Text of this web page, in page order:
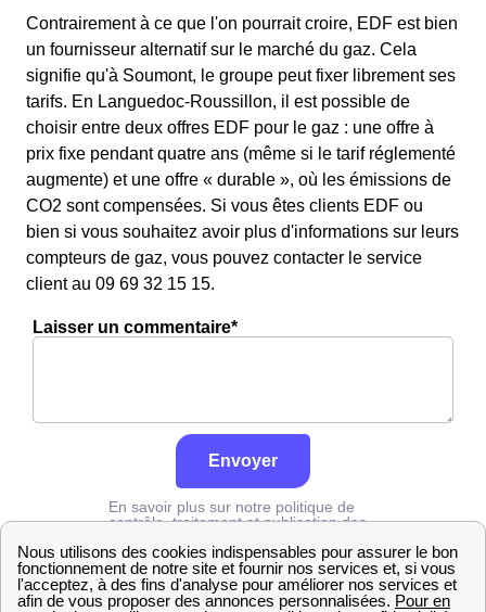
Contrairement à ce que l'on pourrait croire, EDF est bien
un fournisseur alternatif sur le marché du gaz. Cela
signifie qu'à Soumont, le groupe peut fixer librement ses
tarifs. En Languedoc-Roussillon, il est possible de
choisir entre deux offres EDF pour le gaz : une offre à
prix fixe pendant quatre ans (même si le tarif réglementé
augmente) et une offre « durable », où les émissions de
CO2 sont compensées. Si vous êtes clients EDF ou
bien si vous souhaitez avoir plus d'informations sur leurs
compteurs de gaz, vous pouvez contacter le service
client au 09 69 32 15 15.
Laisser un commentaire*
Envoyer
En savoir plus sur notre politique de
contrôle, traitement et publication des
Engie Hérault Soumont